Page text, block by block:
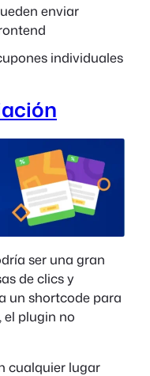
enviar
individuales
ser una gran
de clics y
un shortcode para
plugin no
cualquier lugar